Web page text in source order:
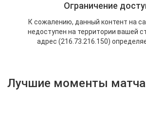
Лучшие моменты матча